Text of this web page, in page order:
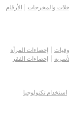
والمخرجات | الأرقام
| إحصاءات المرأة
| إحصاءات الفقر
استخدام تكنولوجيا